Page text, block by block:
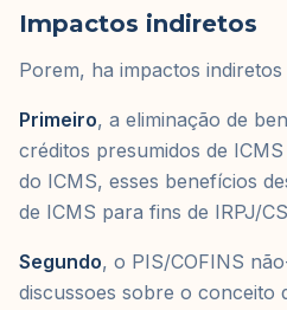
Impactos indiretos
Porem, ha impactos indiretos
Primeiro, a eliminação de
créditos presumidos de
do ICMS, esses benefícios
de ICMS para fins de IRPJ/
Segundo, o PIS/COFINS
discussoes sobre o conceito